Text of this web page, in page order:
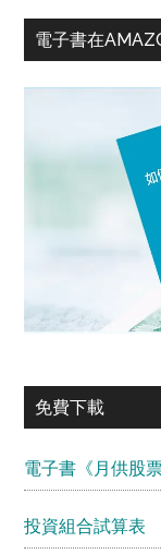
電子書在
免費下載
電子書《月供股
投資組合試算表